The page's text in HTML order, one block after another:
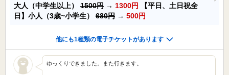
大人（中学生以上） 1500円 → 1300円
【平日、土日祝全
日】小人（3歳~小学生） 680円 → 500円
他にも1種類の電子チケットがあります
ゆっくりできました。また行きます。